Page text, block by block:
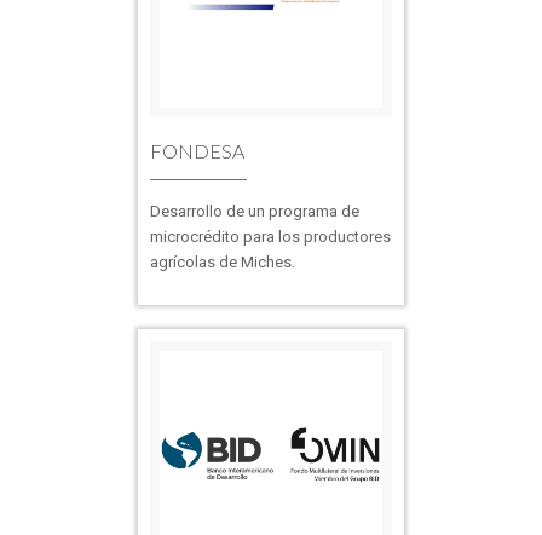
FONDESA
Desarrollo de un programa de
microcrédito para los productores
agrícolas de Miches.